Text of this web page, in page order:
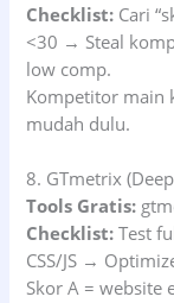
Checklist: Cari
<30 → Steal
low comp.
Kompetitor main
mudah dulu.
8. GTmetrix
Tools Gratis:
Checklist: Test
CSS/JS →
Skor A = website